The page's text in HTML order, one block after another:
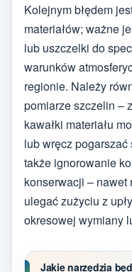
Kolejnym błędem
materiałów; ważne
lub uszczelki do
warunków
regionie. Należy
pomiarze szczelin –
kawałki materiału
lub wręcz
także ignorowanie
konserwacji – nawet
ulegać zużyciu z
okresowej wymiany
Jakie narzędzia